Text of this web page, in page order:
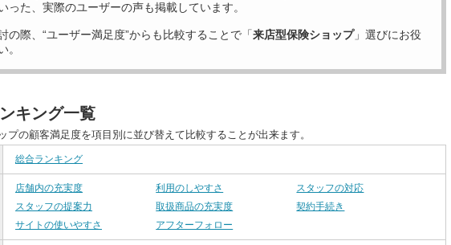
った、実際のユーザーの声も掲載しています。
の際、“ユーザー満足度”からも比較することで「来店型保険ショップ」選びにお役
。
キング一覧
プの顧客満足度を項目別に並び替えて比較することが出来ます。
総合ランキング
店舗内の充実度 利用のしやすさ
スタッフの対応
スタッフの提案力
取扱商品の充実度
契約手続き
サイトの使いやすさ
アフターフォロー